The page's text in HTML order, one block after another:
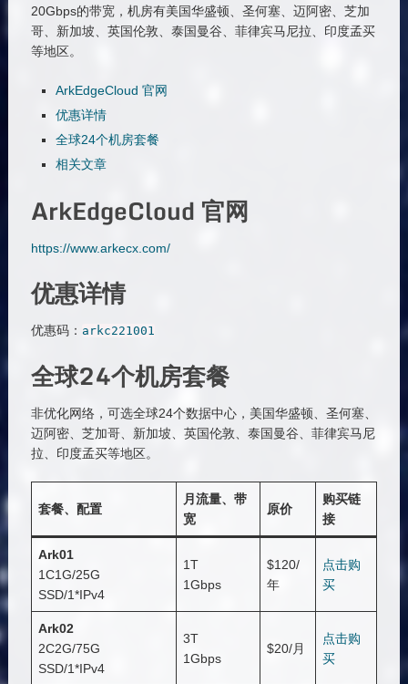
20Gbps的带宽，机房有美国华盛顿、圣何塞、迈阿密、芝加
哥、新加坡、英国伦敦、泰国曼谷、菲律宾马尼拉、印度孟买
等地区。
ArkEdgeCloud 官网
优惠详情
全球24个机房套餐
相关文章
ArkEdgeCloud 官网
https://www.arkecx.com/
优惠详情
优惠码： arkc221001
全球24个机房套餐
非优化网络，可选全球24个数据中心，美国华盛顿、圣何塞、
迈阿密、芝加哥、新加坡、英国伦敦、泰国曼谷、菲律宾马尼
拉、印度孟买等地区。
套餐、配置
月流量、带
宽
原价
购买链
接
Ark01
1C1G/25G
SSD/1*IPv4
1T
1Gbps
$120/
年
点击购
买
Ark02
2C2G/75G
SSD/1*IPv4
3T
1Gbps
$20/月
点击购
买